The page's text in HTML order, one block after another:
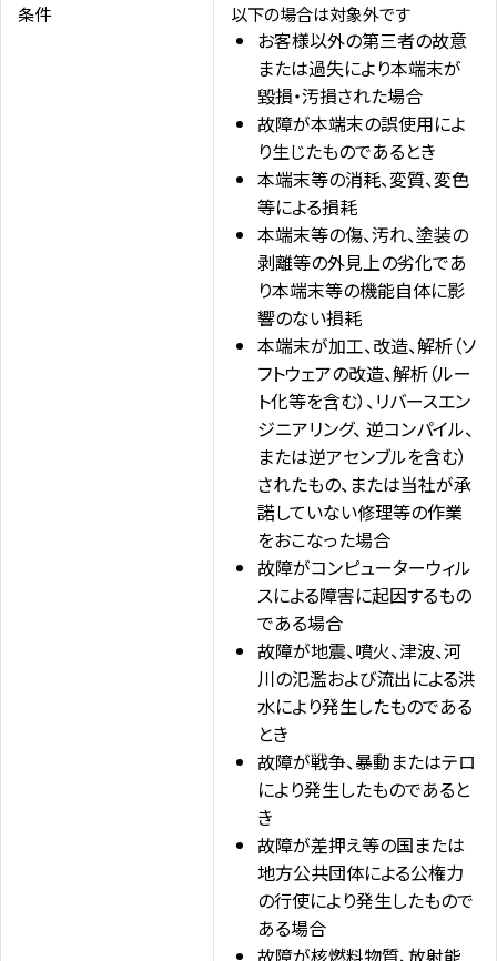
条件 以下の場合は対象外です
お客様以外の第三者の故意
または過失により本端末が
毀損・汚損された場合
故障が本端末の誤使用によ
り生じたものであるとき
本端末等の消耗、変質、変色
等による損耗
本端末等の傷、汚れ、塗装の
剥離等の外見上の劣化であ
り本端末等の機能自体に影
響のない損耗
本端末が加工、改造、解析（ソ
フトウェアの改造、解析（ルー
ト化等を含む）、リバースエン
ジニアリング、 逆コンパイル、
または逆アセンブルを含む）
されたもの、または当社が承
諾していない修理等の作業
をおこなった場合
故障がコンピューターウィル
スによる障害に起因するもの
である場合
故障が地震、噴火、津波、河
川の氾濫および流出による洪
水により発生したものである
とき
故障が戦争、暴動またはテロ
により発生したものであると
き
故障が差押え等の国または
地方公共団体による公権力
の行使により発生したもので
ある場合
故障が核燃料物質、放射能